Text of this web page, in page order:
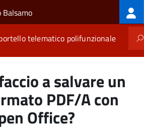
principale
Balsamo
telematico polifunzionale
a salvare un
PDF/A con
Office?